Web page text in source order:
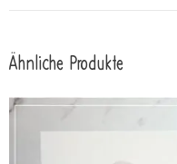
Ähnliche Produkte